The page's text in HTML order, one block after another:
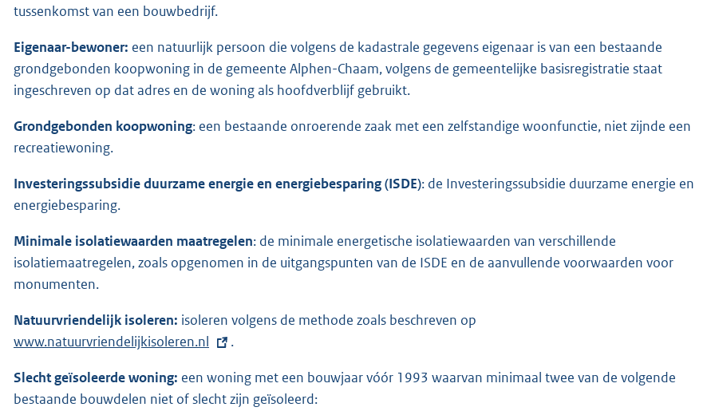
tussenkomst van een bouwbedrijf.
Eigenaar-bewoner: een natuurlijk persoon die volgens de kadastrale gegevens eigenaar is van een bestaande
grondgebonden koopwoning in de gemeente Alphen-Chaam, volgens de gemeentelijke basisregistratie staat
ingeschreven op dat adres en de woning als hoofdverblijf gebruikt.
Grondgebonden koopwoning: een bestaande onroerende zaak met een zelfstandige woonfunctie, niet zijnde een
recreatiewoning.
Investeringssubsidie duurzame energie en energiebesparing (ISDE): de Investeringssubsidie duurzame energie en
energiebesparing.
Minimale isolatiewaarden maatregelen: de minimale energetische isolatiewaarden van verschillende
isolatiemaatregelen, zoals opgenomen in de uitgangspunten van de ISDE en de aanvullende voorwaarden voor
monumenten.
Natuurvriendelijk isoleren: isoleren volgens de methode zoals beschreven op
e
www.natuurvriendelijkisoleren.nl .
Slecht geïsoleerde woning: een woning met een bouwjaar vóór 1993 waarvan minimaal twee van de volgende
bestaande bouwdelen niet of slecht zijn geïsoleerd: